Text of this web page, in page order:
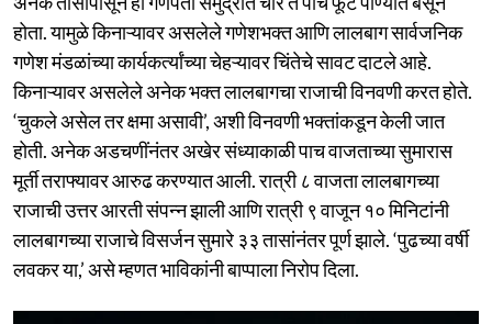
होता. यामुळे किनाऱ्यावर असलेले गणेशभक्त आणि लालबाग सार्वजनिक
गणेश मंडळांच्या कार्यकर्त्यांच्या चेहऱ्यावर चिंतेचे सावट दाटले आहे.
किनाऱ्यावर असलेले अनेक भक्त लालबागचा राजाची विनवणी करत होते.
‘चुकले असेल तर क्षमा असावी’, अशी विनवणी भक्तांकडून केली जात
होती. अनेक अडचणींनंतर अखेर संध्याकाळी पाच वाजताच्या सुमारास
मूर्ती तराफ्यावर आरुढ करण्यात आली. रात्री ८ वाजता लालबागच्या
राजाची उत्तर आरती संपन्न झाली आणि रात्री ९ वाजून १० मिनिटांनी
लालबागच्या राजाचे विसर्जन सुमारे ३३ तासांनंतर पूर्ण झाले. ‘पुढच्या वर्षी
लवकर या,’ असे म्हणत भाविकांनी बाप्पाला निरोप दिला.